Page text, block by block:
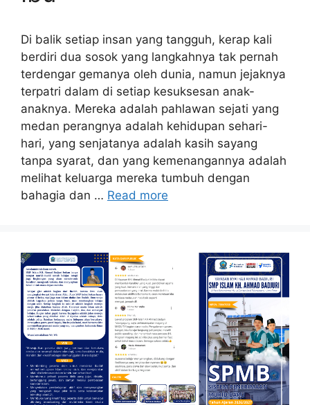
Di balik setiap insan yang tangguh, kerap kali
berdiri dua sosok yang langkahnya tak pernah
terdengar gemanya oleh dunia, namun jejaknya
terpatri dalam di setiap kesuksesan anak-
anaknya. Mereka adalah pahlawan sejati yang
medan perangnya adalah kehidupan sehari-
hari, yang senjatanya adalah kasih sayang
tanpa syarat, dan yang kemenangannya adalah
melihat keluarga mereka tumbuh dengan
bahagia dan … Read more